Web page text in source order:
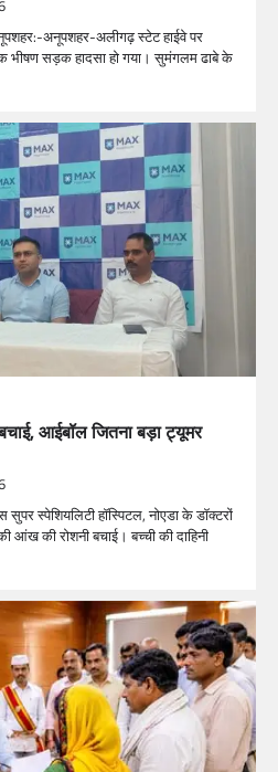
अनूपशहर-अलीगढ़ स्टेट हाईवे पर
भीषण सड़क हादसा हो गया। सुमंगलम ढाबे के
आईबॉल जितना बड़ा ट्यूमर
स्पेशियलिटी हॉस्पिटल, नोएडा के डॉक्टरों
आंख की रोशनी बचाई। बच्ची की दाहिनी